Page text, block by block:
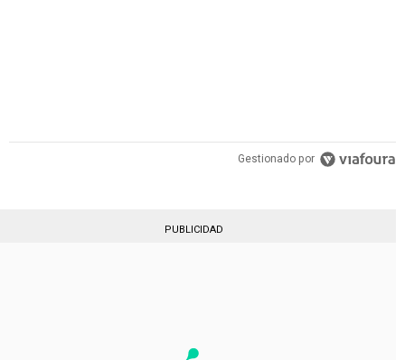
Gestionado por
PUBLICIDAD